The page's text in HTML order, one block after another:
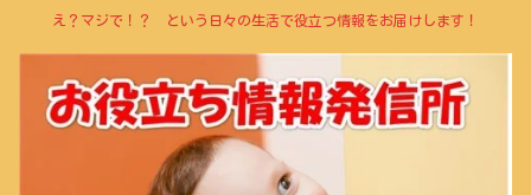
え？マジで！？ という日々の生活で役立つ情報をお届けします！